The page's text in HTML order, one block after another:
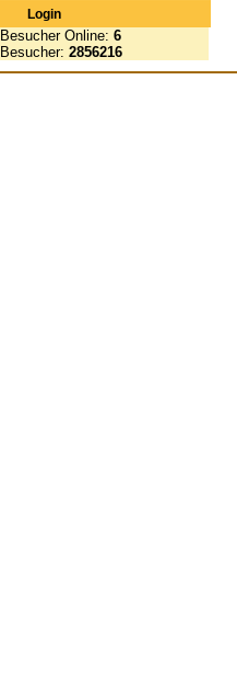
Login
Besucher Online: 6
Besucher: 2856216